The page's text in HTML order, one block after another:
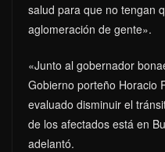
salud para que no tengan
aglomeración de gente».
«Junto al gobernador
Gobierno porteño Horacio
evaluado disminuir el
de los afectados está en
adelantó.